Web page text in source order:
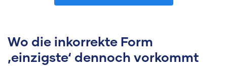
Wo die inkorrekte Form
‚einzigste‘ dennoch vorkommt